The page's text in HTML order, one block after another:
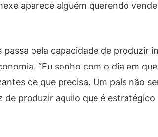
aparece alguém querendo
passa pela capacidade de produzir
“Eu sonho com o dia em
de que precisa. Um país não
produzir aquilo que é estratégico